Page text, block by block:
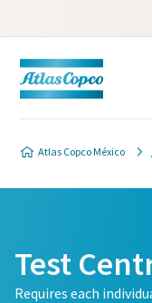
Atlas Copco México
Test
Requires each